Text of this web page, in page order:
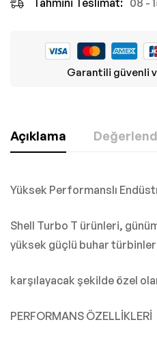
Tahmini Teslimat: 08 -
Garantili güvenli
Açıklama
Yüksek Performanslı
Shell Turbo T ürünleri,
yüksek güçlü buhar
karşılayacak şekilde özel
PERFORMANS ÖZELLİKLERİ